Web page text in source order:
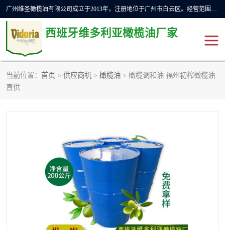
广州维圣橄榄油有限公司成立于2013年，注册地位于广州市白云区。经营范围包括饲料原料销售;畜牧渔业饲料销售;化妆品批发;贸易经纪;食品进出口等，主要产品有：橄榄果渣油，橄榄油，纯橄榄油等。
西班牙维多利亚橄榄油厂家
当前位置： 首页 > 供应商机 > 橄榄油 > 橄榄调和油 福州初榨橄榄油
直供橄榄油
精炼橄榄油